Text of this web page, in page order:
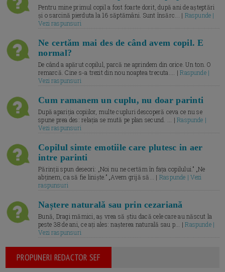
Pentru mine primul copil a fost foarte dorit, după ani de așteptări
și o sarcină pierduta la 16 săptămâni. Sunt însărc... | Raspunde |
Vezi raspunsuri
Ne certăm mai des de când avem copil. E
normal?
De când a apărut copilul, parcă ne aprindem din orice. Un ton. O
remarcă. Cine s-a trezit din nou noaptea trecuta.... |Raspunde |
Vezi raspunsuri
Cum ramanem un cuplu, nu doar parinti
După apariția copiilor, multe cupluri descoperă ceva ce nu se
spune prea des: relația se mută pe plan secund. ... |Raspunde |
Vezi raspunsuri
Copilul simte emotiile care plutesc in aer
intre parinti
Părinții spun deseori: „Noi nu ne certăm în fața copilului.” „Ne
abținem, ca să fie liniște.” „Avem grijă să... | Raspunde | Vezi
raspunsuri
Naștere naturală sau prin cezariană
Bună, Dragi mămici, aș vrea să știu dacă cele care au născut la
peste 38 de ani, ce ați ales: nașterea naturală sau p... |Raspunde |
Vezi raspunsuri
PROPUNERI REDACTOR SEF